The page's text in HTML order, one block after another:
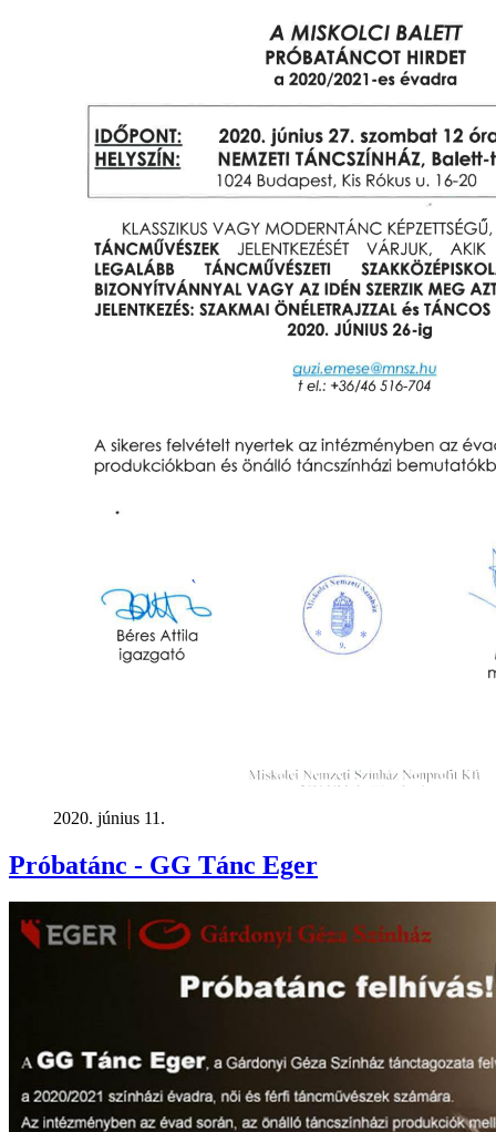
2020. június 11.
Próbatánc - GG Tánc Eger